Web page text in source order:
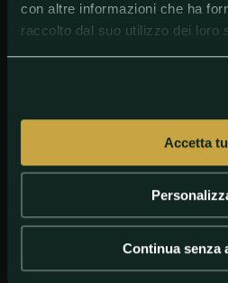
con altre informazioni che ha
raccolto dal suo utilizzo dei loro
Accetta
Continua senza
#LosAngelesDodgers #MLB
GETTY IMAGES Shohei Ohtani, Los